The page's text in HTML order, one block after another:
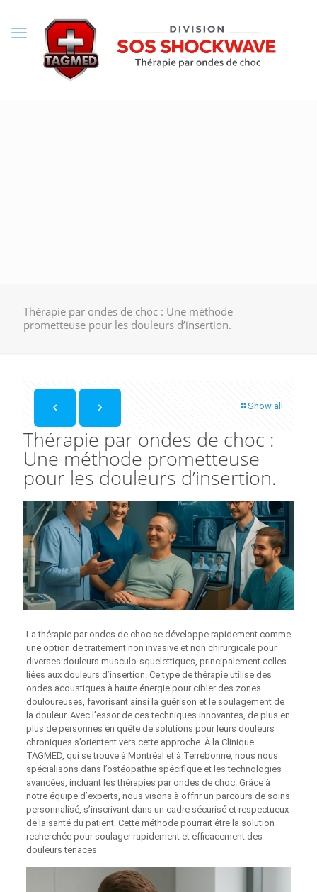
Thérapie par ondes de choc : Une méthode
prometteuse pour les douleurs d’insertion.
Show all
Thérapie par ondes de choc :
Une méthode prometteuse
pour les douleurs d’insertion.
La thérapie par ondes de choc se développe rapidement comme
une option de traitement non invasive et non chirurgicale pour
diverses douleurs musculo-squelettiques, principalement celles
liées aux douleurs d’insertion. Ce type de thérapie utilise des
ondes acoustiques à haute énergie pour cibler des zones
douloureuses, favorisant ainsi la guérison et le soulagement de
la douleur. Avec l’essor de ces techniques innovantes, de plus en
plus de personnes en quête de solutions pour leurs douleurs
chroniques s’orientent vers cette approche. À la Clinique
TAGMED, qui se trouve à Montréal et à Terrebonne, nous nous
spécialisons dans l’ostéopathie spécifique et les technologies
avancées, incluant les thérapies par ondes de choc. Grâce à
notre équipe d’experts, nous visons à offrir un parcours de soins
personnalisé, s’inscrivant dans un cadre sécurisé et respectueux
de la santé du patient. Cette méthode pourrait être la solution
recherchée pour soulager rapidement et efficacement des
douleurs tenaces